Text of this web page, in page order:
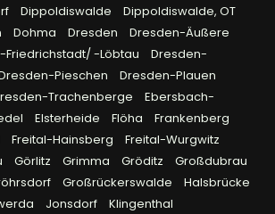
Dippoldiswalde
Dippoldiswalde, OT
Dohma Dresden
Dresden-Äußere
Friedrichstadt/ -Löbtau
Dresden-
Pieschen
Dresden-Plauen
Trachenberge
Ebersbach-
Elsterheide Flöha
Frankenberg
Freital-Hainsberg
Freital-Wurgwitz
Görlitz Grimma Gröditz
Großdubrau
Großrückerswalde
Halsbrücke
Jonsdorf
Klingenthal